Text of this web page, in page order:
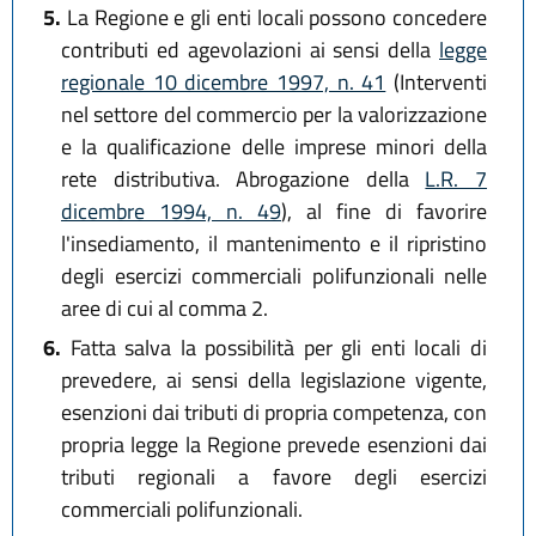
5. La Regione e gli enti locali possono concedere
contributi ed agevolazioni ai sensi della legge
regionale 10 dicembre 1997, n. 41 (Interventi
nel settore del commercio per la valorizzazione
e la qualificazione delle imprese minori della
rete distributiva. Abrogazione della L.R. 7
dicembre 1994, n. 49), al fine di favorire
l'insediamento, il mantenimento e il ripristino
degli esercizi commerciali polifunzionali nelle
aree di cui al comma 2.
6. Fatta salva la possibilità per gli enti locali di
prevedere, ai sensi della legislazione vigente,
esenzioni dai tributi di propria competenza, con
propria legge la Regione prevede esenzioni dai
tributi regionali a favore degli esercizi
commerciali polifunzionali.